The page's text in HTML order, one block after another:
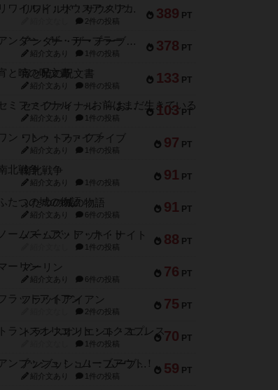
389 PT
リワイルド：サウスアメリカ
2件の投稿
378 PT
アンダー・ザ・テーブラー
紹介文あり 1件の投稿
133 PT
宵と暁の呪文書
紹介文あり 8件の投稿
103 PT
セミファイナル ～お前はまだ生きている～
紹介文あり 1件の投稿
97 PT
ワン・トゥ・ファイブ
紹介文あり 1件の投稿
91 PT
南北戦争
紹介文あり 1件の投稿
91 PT
ふたつの城の物語
紹介文あり 6件の投稿
88 PT
ノームズ・アット・ナイト
1件の投稿
76 PT
マーリン
紹介文あり 6件の投稿
75 PT
フラットアイアン
2件の投稿
70 PT
トランスオリエント・エクスプレス
1件の投稿
59 PT
アンブッシュ！：ムーブアウト！
紹介文あり 1件の投稿